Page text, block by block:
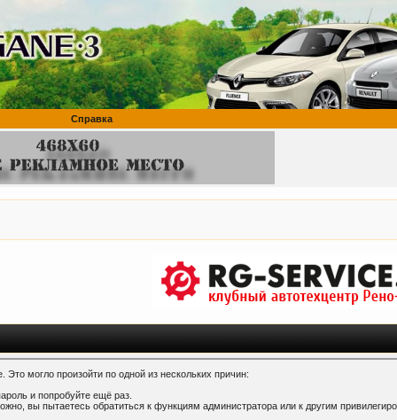
Справка
могло произойти по одной из нескольких причин:
и попробуйте ещё раз.
вы пытаетесь обратиться к функциям администратора или к другим